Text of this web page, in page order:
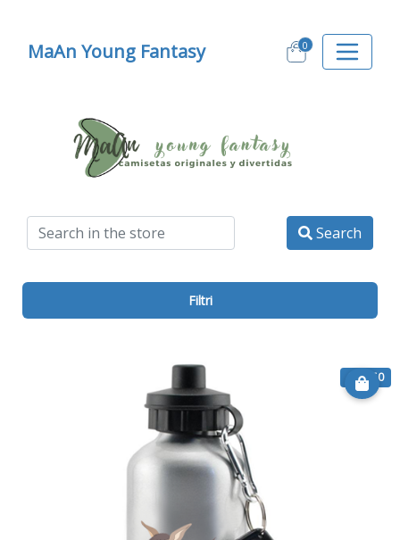
MaAn Young Fantasy 0
Search
€ 22.50
Filtri